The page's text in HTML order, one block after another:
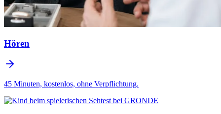
Hören
45 Minuten, kostenlos, ohne Verpflichtung.